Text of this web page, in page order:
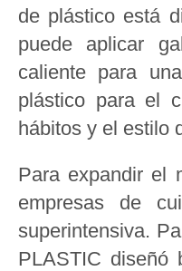
de plástico está
puede aplicar
caliente para
plástico para el
hábitos y el estilo
Para expandir el
empresas de
superintensiva.
PLASTIC diseñó